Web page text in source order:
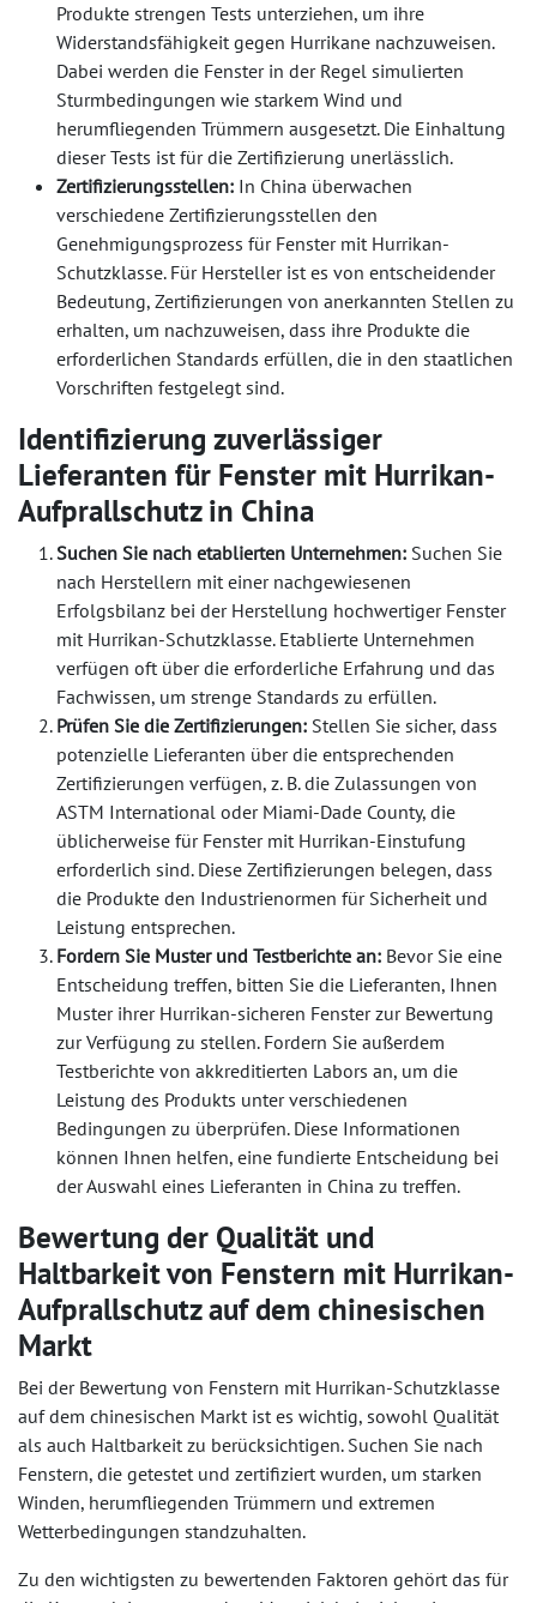
Produkte strengen Tests unterziehen, um ihre
Widerstandsfähigkeit gegen Hurrikane nachzuweisen.
Dabei werden die Fenster in der Regel simulierten
Sturmbedingungen wie starkem Wind und
herumfliegenden Trümmern ausgesetzt. Die Einhaltung
dieser Tests ist für die Zertifizierung unerlässlich.
Zertifizierungsstellen: In China überwachen
verschiedene Zertifizierungsstellen den
Genehmigungsprozess für Fenster mit Hurrikan-
Schutzklasse. Für Hersteller ist es von entscheidender
Bedeutung, Zertifizierungen von anerkannten Stellen zu
erhalten, um nachzuweisen, dass ihre Produkte die
erforderlichen Standards erfüllen, die in den staatlichen
Vorschriften festgelegt sind.
Identifizierung zuverlässiger
Lieferanten für Fenster mit Hurrikan-
Aufprallschutz in China
Suchen Sie nach etablierten Unternehmen: Suchen Sie
nach Herstellern mit einer nachgewiesenen
Erfolgsbilanz bei der Herstellung hochwertiger Fenster
mit Hurrikan-Schutzklasse. Etablierte Unternehmen
verfügen oft über die erforderliche Erfahrung und das
Fachwissen, um strenge Standards zu erfüllen.
Prüfen Sie die Zertifizierungen: Stellen Sie sicher, dass
potenzielle Lieferanten über die entsprechenden
Zertifizierungen verfügen, z. B. die Zulassungen von
ASTM International oder Miami-Dade County, die
üblicherweise für Fenster mit Hurrikan-Einstufung
erforderlich sind. Diese Zertifizierungen belegen, dass
die Produkte den Industrienormen für Sicherheit und
Leistung entsprechen.
Fordern Sie Muster und Testberichte an: Bevor Sie eine
Entscheidung treffen, bitten Sie die Lieferanten, Ihnen
Muster ihrer Hurrikan-sicheren Fenster zur Bewertung
zur Verfügung zu stellen. Fordern Sie außerdem
Testberichte von akkreditierten Labors an, um die
Leistung des Produkts unter verschiedenen
Bedingungen zu überprüfen. Diese Informationen
können Ihnen helfen, eine fundierte Entscheidung bei
der Auswahl eines Lieferanten in China zu treffen.
Bewertung der Qualität und
Haltbarkeit von Fenstern mit Hurrikan-
Aufprallschutz auf dem chinesischen
Markt
Bei der Bewertung von Fenstern mit Hurrikan-Schutzklasse
auf dem chinesischen Markt ist es wichtig, sowohl Qualität
als auch Haltbarkeit zu berücksichtigen. Suchen Sie nach
Fenstern, die getestet und zertifiziert wurden, um starken
Winden, herumfliegenden Trümmern und extremen
Wetterbedingungen standzuhalten.
Zu den wichtigsten zu bewertenden Faktoren gehört das für